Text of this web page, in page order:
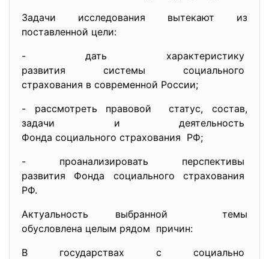
Задачи исследования вытекают из
поставленной цели:
- дать характеристику
развития системы социального
страхования в современной России;
- рассмотреть правовой статус, состав,
задачи и деятельность
Фонда социального страхования РФ;
- проанализировать перспективы
развития Фонда социального страхования
РФ.
Актуальность выбранной темы
обусловлена целым рядом причин:
В государствах с социально